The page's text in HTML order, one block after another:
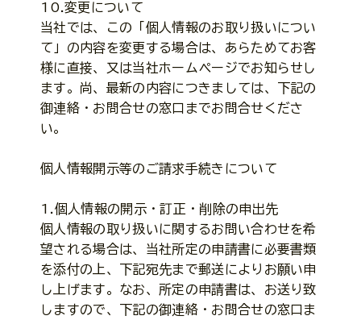
10.変更について
当社では、この「個人情報のお取り扱いについ
て」の内容を変更する場合は、あらためてお客
様に直接、又は当社ホームページでお知らせし
ます。尚、最新の内容につきましては、下記の
御連絡・お問合せの窓口までお問合せくださ
い。
個人情報開示等のご請求手続きについて
1.個人情報の開示・訂正・削除の申出先
個人情報の取り扱いに関するお問い合わせを希
望される場合は、当社所定の申請書に必要書類
を添付の上、下記宛先まで郵送によりお願い申
し上げます。なお、所定の申請書は、お送り致
しますので、下記の御連絡・お問合せの窓口ま